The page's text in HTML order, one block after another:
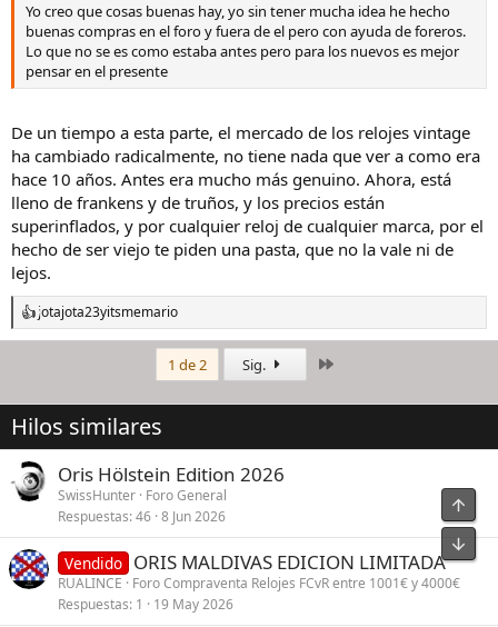
Yo creo que cosas buenas hay, yo sin tener mucha idea he hecho
buenas compras en el foro y fuera de el pero con ayuda de foreros.
Lo que no se es como estaba antes pero para los nuevos es mejor
pensar en el presente
De un tiempo a esta parte, el mercado de los relojes vintage
ha cambiado radicalmente, no tiene nada que ver a como era
hace 10 años. Antes era mucho más genuino. Ahora, está
lleno de frankens y de truños, y los precios están
superinflados, y por cualquier reloj de cualquier marca, por el
hecho de ser viejo te piden una pasta, que no la vale ni de
lejos.
R
e
i
o
e
s
:
jotajota23yitsmemario
1 de 2 Sig.
Hilos similares
Oris Hölstein Edition 2026
SwissHunter Foro General
Respuestas 46 8 Jun 2026
Vendido ORIS MALDIVAS EDICION LIMITADA
RUALINCE
Foro Compraventa Relojes FCvR entre 1001€ y 4000€
Respuestas 1 19 May 2026